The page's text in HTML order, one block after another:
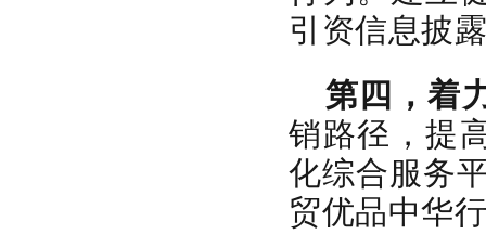
引资信息披
第四，着
销路径，提
化综合服务
贸优品中华